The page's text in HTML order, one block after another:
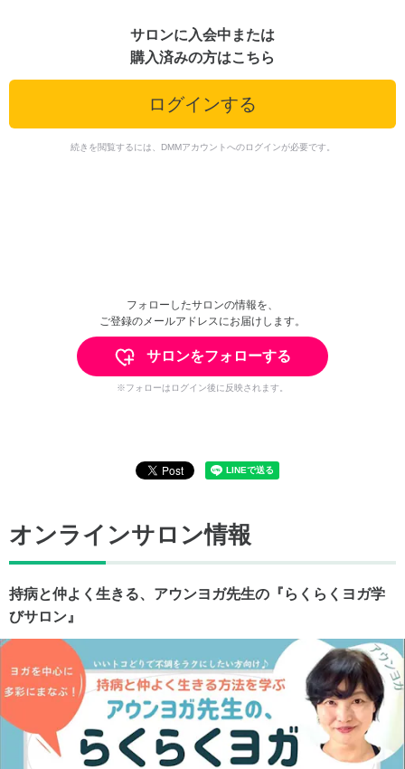
サロンに入会中または
購入済みの方はこちら
ログインする
続きを閲覧するには、DMMアカウントへのログインが必要です。
フォローしたサロンの情報を、
ご登録のメールアドレスにお届けします。
サロンをフォローする
※フォローはログイン後に反映されます。
オンラインサロン情報
持病と仲よく生きる、アウンヨガ先生の『らくらくヨガ学
びサロン』